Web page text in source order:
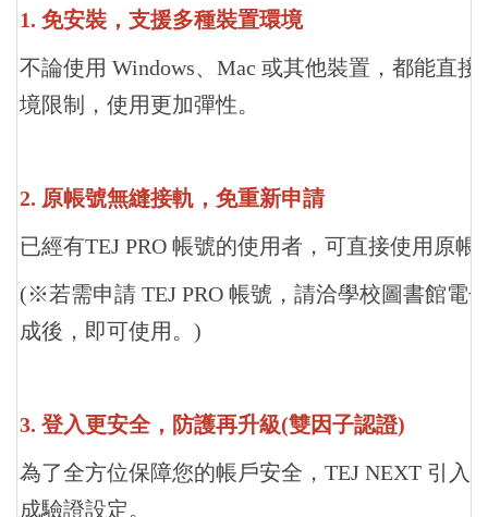
1. 免安裝，支援多種裝置環境
不論使用 Windows、Mac 或其他裝置，都能直
境限制，使用更加彈性。
2. 原帳號無縫接軌，免重新申請
已經有TEJ PRO 帳號的使用者，可直接使用原
(※若需申請 TEJ PRO 帳號，請洽學校圖書館電
成後，即可使用。)
3. 登入更安全，防護再升級(雙因子認證)
為了全方位保障您的帳戶安全，TEJ NEXT 引入
成驗證設定。